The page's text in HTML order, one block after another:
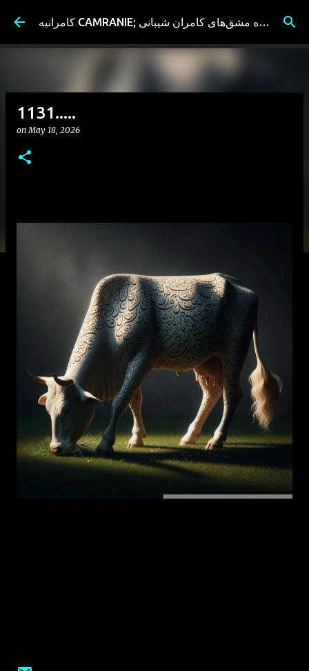
Skip to main content کامرانیه CAMRANIE; سیاه مشق‌های کامران شیبانی
1131.....
onMay 18, 2026